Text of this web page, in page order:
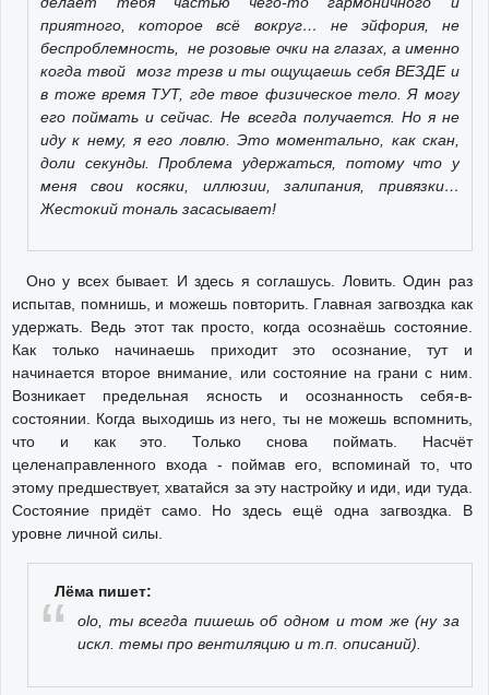
приятного, которое всё вокруг… не эйфория, не
беспроблемность, не розовые очки на глазах, а именно
когда твой мозг трезв и ты ощущаешь себя ВЕЗДЕ и
в тоже время ТУТ, где твое физическое тело. Я могу
его поймать и сейчас. Не всегда получается. Но я не
иду к нему, я его ловлю. Это моментально, как скан,
доли секунды. Проблема удержаться, потому что у
меня свои косяки, иллюзии, залипания, привязки…
Жестокий тональ засасывает!
Оно у всех бывает. И здесь я соглашусь. Ловить. Один раз
испытав, помнишь, и можешь повторить. Главная загвоздка как
удержать. Ведь этот так просто, когда осознаёшь состояние.
Как только начинаешь приходит это осознание, тут и
начинается второе внимание, или состояние на грани с ним.
Возникает предельная ясность и осознанность себя-в-
состоянии. Когда выходишь из него, ты не можешь вспомнить,
что и как это. Только снова поймать. Насчёт
целенаправленного входа - поймав его, вспоминай то, что
этому предшествует, хватайся за эту настройку и иди, иди туда.
Состояние придёт само. Но здесь ещё одна загвоздка. В
уровне личной силы.
Лёма пишет:
olo, ты всегда пишешь об одном и том же (ну за
искл. темы про вентиляцию и т.п. описаний).